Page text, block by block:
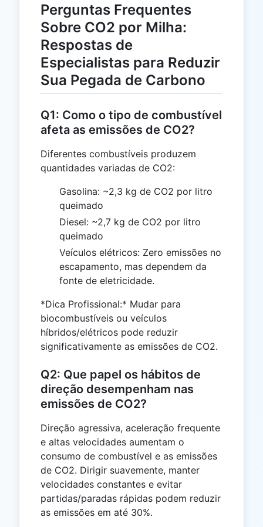
Perguntas Frequentes
Sobre CO2 por Milha:
Respostas de
Especialistas para Reduzir
Sua Pegada de Carbono
Q1: Como o tipo de combustível
afeta as emissões de CO2?
Diferentes combustíveis produzem
quantidades variadas de CO2:
Gasolina: ~2,3 kg de CO2 por litro
queimado
Diesel: ~2,7 kg de CO2 por litro
queimado
Veículos elétricos: Zero emissões no
escapamento, mas dependem da
fonte de eletricidade.
*Dica Profissional:* Mudar para
biocombustíveis ou veículos
híbridos/elétricos pode reduzir
significativamente as emissões de CO2.
Q2: Que papel os hábitos de
direção desempenham nas
emissões de CO2?
Direção agressiva, aceleração frequente
e altas velocidades aumentam o
consumo de combustível e as emissões
de CO2. Dirigir suavemente, manter
velocidades constantes e evitar
partidas/paradas rápidas podem reduzir
as emissões em até 30%.